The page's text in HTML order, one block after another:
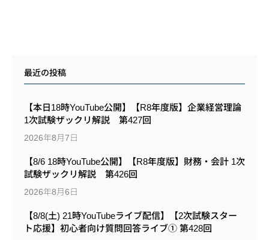
最近の投稿
【本日18時YouTube公開】【R8年度版】企業経営理論
1次試験ザックリ解説 第427回
2026年8月7日
【8/6 18時YouTube公開】【R8年度版】財務・会計 1次
試験ザックリ解説 第426回
2026年8月6日
【8/8(土) 21時YouTubeライブ配信】【2次試験スター
ト応援】初心者向け質問回答ライブ① 第428回